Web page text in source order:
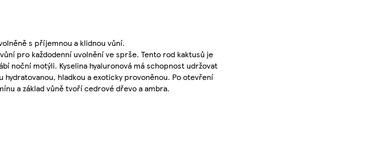
s příjemnou a klidnou vůní.
pro každodenní uvolnění ve sprše. Tento rod kaktusů je
noční motýli. Kyselina hyaluronová má schopnost udržovat
hladkou a exoticky provoněnou. Po otevření
a základ vůně tvoří cedrové dřevo a ambra.